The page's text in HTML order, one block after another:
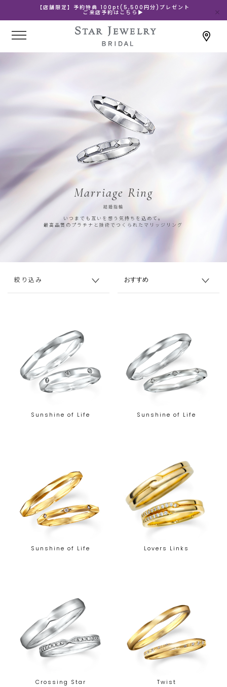
【店舗限定】予約特典 100pt(5,500円分)プレゼント
ご来店予約はこちら▶
Marriage Ring
結婚指輪
いつまでも互いを想う気持ちを込めて。
最高品質のプラチナと技術でつくられたマリッジリング
絞り込み
Sunshine of Life Sunshine of Life
Sunshine of Life Lovers Links
Crossing Star Twist